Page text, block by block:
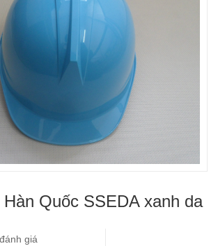
Quốc SSEDA xanh da
giá